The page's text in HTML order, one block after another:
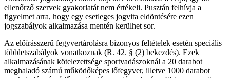
ellenőrző szervek gyakorlatát nem értékeli. Pusztán felhívja a
figyelmet arra, hogy egy esetleges jogvita eldöntésére ezen
jogszabályok alkalmazása mentén kerülhet sor.
Az előírásszerű fegyvertárolásra bizonyos feltételek esetén speciális
többletszabályok vonatkoznak (R. 42. § (2) bekezdés). Ezek
alkalmazásának kötelezettsége sportvadászoknál a 20 darabot
meghaladó számú működőképes lőfegyver, illetve 1000 darabot